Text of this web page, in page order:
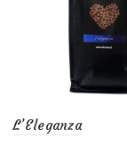
L’Eleganza